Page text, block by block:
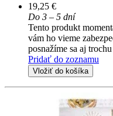
19,25 €
Do 3 – 5 dní
Tento produkt
vám ho vieme
posnažíme sa aj
Pridať do zoznamu
Vložiť do košíka